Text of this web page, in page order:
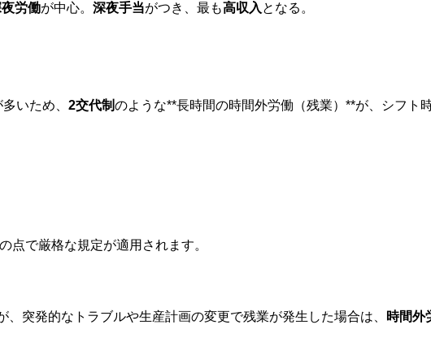
労働が中心。 深夜手当がつき、最も高収入 となる。
いため、 2交代制のような**長時間の時間外労働（残業）**が、シフト
点で厳格な規定が適用されます。
突発的なトラブルや生産計画の変更で残業が発生した場合は、 時間外